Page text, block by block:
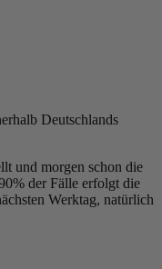
Deutschlands
und morgen schon die
der Fälle erfolgt die
Werktag, natürlich